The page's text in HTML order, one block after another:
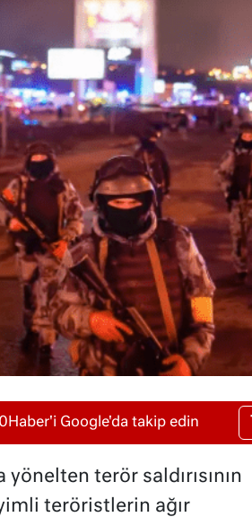
Google'da takip edin
terör saldırısının
teröristlerin ağır